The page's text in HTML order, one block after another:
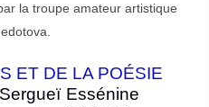
la troupe amateur artistique
ET DE LA POÉSIE
Essénine